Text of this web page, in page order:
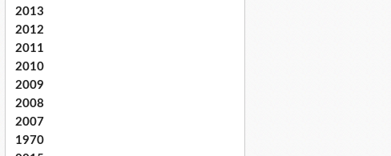
2013
2012
2011
2010
2009
2008
2007
1970